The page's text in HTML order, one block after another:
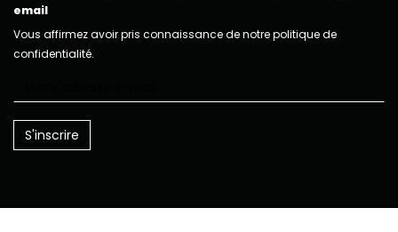
email
Vous affirmez avoir pris connaissance de notre politique de
confidentialité.